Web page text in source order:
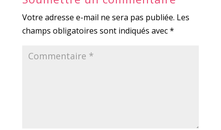
Votre adresse e-mail ne sera pas publiée. Les
champs obligatoires sont indiqués avec*